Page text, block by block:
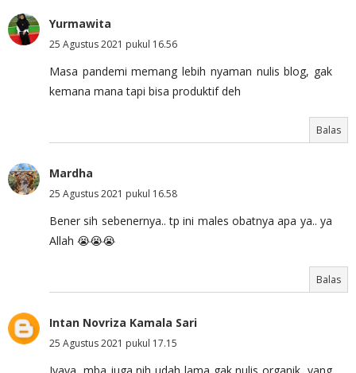
Yurmawita
25 Agustus 2021 pukul 16.56
Masa pandemi memang lebih nyaman nulis blog, gak
kemana mana tapi bisa produktif deh
Balas
Mardha
25 Agustus 2021 pukul 16.58
Bener sih sebenernya.. tp ini males obatnya apa ya.. ya
Allah 😭😭😭
Balas
Intan Novriza Kamala Sari
25 Agustus 2021 pukul 17.15